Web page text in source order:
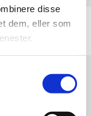
disse
dem, eller som